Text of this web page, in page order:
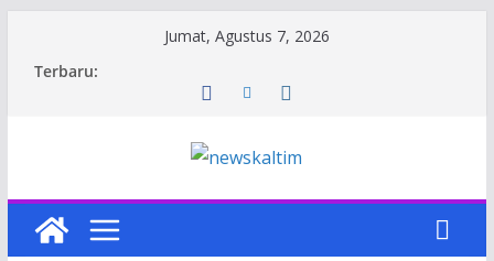
Jumat, Agustus 7, 2026
Terbaru: